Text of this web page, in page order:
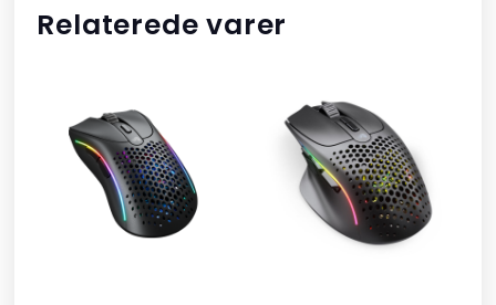
Relaterede varer